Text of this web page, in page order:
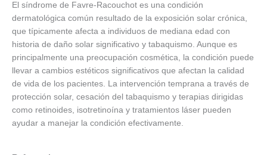
El síndrome de Favre-Racouchot es una condición
dermatológica común resultado de la exposición solar crónica,
que típicamente afecta a individuos de mediana edad con
historia de daño solar significativo y tabaquismo. Aunque es
principalmente una preocupación cosmética, la condición puede
llevar a cambios estéticos significativos que afectan la calidad
de vida de los pacientes. La intervención temprana a través de
protección solar, cesación del tabaquismo y terapias dirigidas
como retinoides, isotretinoína y tratamientos láser pueden
ayudar a manejar la condición efectivamente.